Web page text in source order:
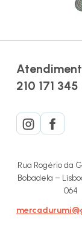
210 171 345
Rua Rogério da
Bobadela –
064